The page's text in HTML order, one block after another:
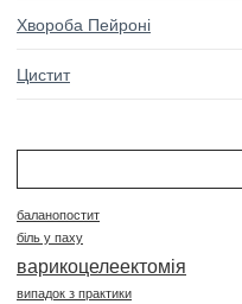
Хвороба Пейроні
Цистит
баланопостит
біль у паху
варикоцелеектомія
випадок з практики